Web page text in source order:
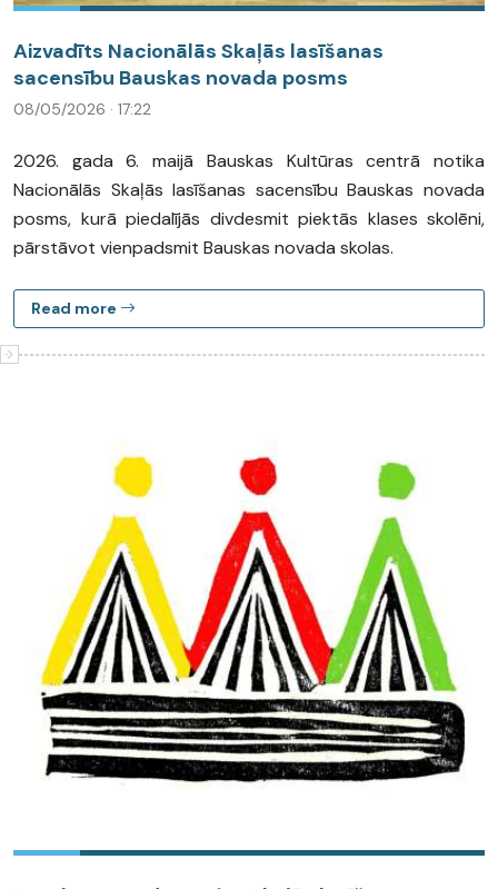
Aizvadīts Nacionālās Skaļās lasīšanas
sacensību Bauskas novada posms
08/05/2026 · 17:22
2026. gada 6. maijā Bauskas Kultūras centrā notika
Nacionālās Skaļās lasīšanas sacensību Bauskas novada
posms, kurā piedalījās divdesmit piektās klases skolēni,
pārstāvot vienpadsmit Bauskas novada skolas.
Read more